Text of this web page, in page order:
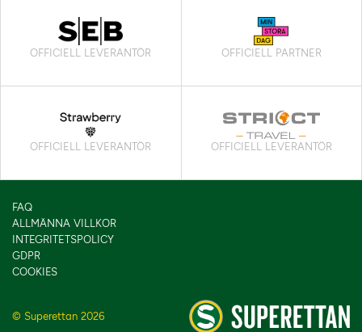
OFFICIELL LEVERANTÖR OFFICIELL PARTNER
OFFICIELL LEVERANTÖR OFFICIELL LEVERANTÖR
© Superettan 2026
FAQ
ALLMÄNNA VILLKOR
INTEGRITETSPOLICY
GDPR
COOKIES